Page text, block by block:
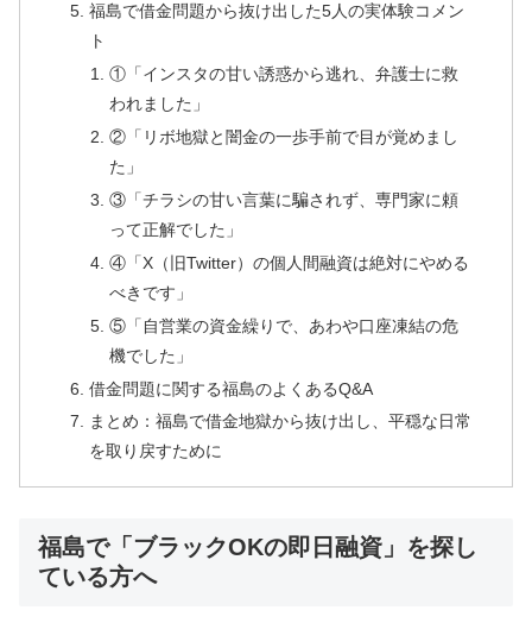
福島で借金問題から抜け出した5人の実体験コメン
ト
①「インスタの甘い誘惑から逃れ、弁護士に救
われました」
②「リボ地獄と闇金の一歩手前で目が覚めまし
た」
③「チラシの甘い言葉に騙されず、専門家に頼
って正解でした」
④「X（旧Twitter）の個人間融資は絶対にやめる
べきです」
⑤「自営業の資金繰りで、あわや口座凍結の危
機でした」
借金問題に関する福島のよくあるQ&A
まとめ：福島で借金地獄から抜け出し、平穏な日常
を取り戻すために
福島で「ブラックOKの即日融資」を探し
ている方へ